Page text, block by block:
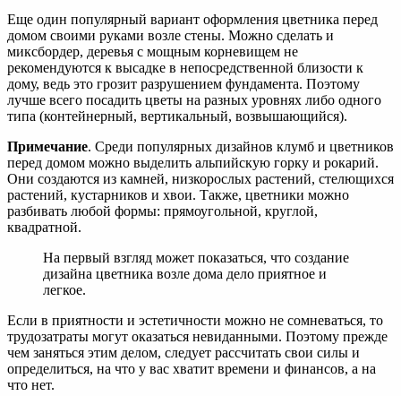
Еще один популярный вариант оформления цветника перед
домом своими руками возле стены. Можно сделать и
миксбордер, деревья с мощным корневищем не
рекомендуются к высадке в непосредственной близости к
дому, ведь это грозит разрушением фундамента. Поэтому
лучше всего посадить цветы на разных уровнях либо одного
типа (контейнерный, вертикальный, возвышающийся).
Примечание. Среди популярных дизайнов клумб и цветников
перед домом можно выделить альпийскую горку и рокарий.
Они создаются из камней, низкорослых растений, стелющихся
растений, кустарников и хвои. Также, цветники можно
разбивать любой формы: прямоугольной, круглой,
квадратной.
На первый взгляд может показаться, что создание
дизайна цветника возле дома дело приятное и
легкое.
Если в приятности и эстетичности можно не сомневаться, то
трудозатраты могут оказаться невиданными. Поэтому прежде
чем заняться этим делом, следует рассчитать свои силы и
определиться, на что у вас хватит времени и финансов, а на
что нет.